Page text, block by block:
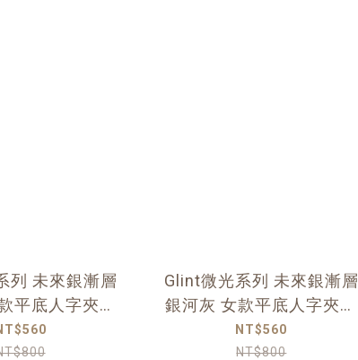
列 未來銀漸層
平底人字夾腳
拖
Glint微光系列 未來銀漸層
銀河灰 女款平底人字夾腳
拖
NT$560
NT$800